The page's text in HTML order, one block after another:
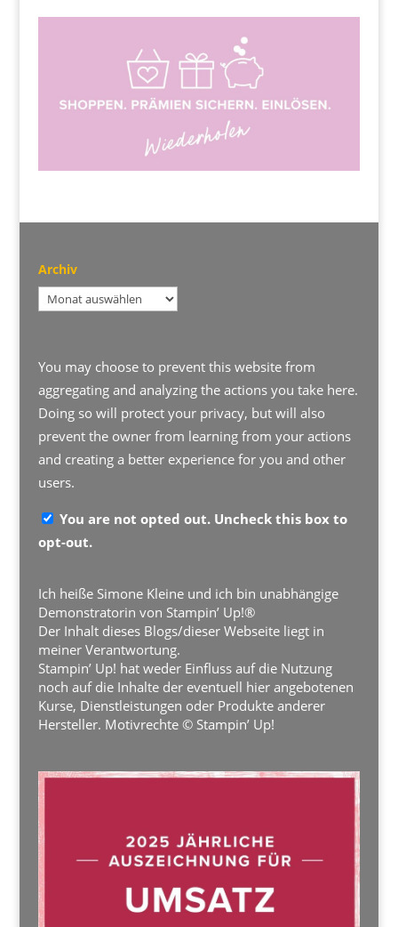
Archiv
Archiv
You may choose to prevent this website from
aggregating and analyzing the actions you take here.
Doing so will protect your privacy, but will also
prevent the owner from learning from your actions
and creating a better experience for you and other
users.
You are not opted out. Uncheck this box to
opt-out.
Ich heiße Simone Kleine und ich bin unabhängige
Demonstratorin von Stampin’ Up!®
Der Inhalt dieses Blogs/dieser Webseite liegt in
meiner Verantwortung.
Stampin’ Up! hat weder Einfluss auf die Nutzung
noch auf die Inhalte der eventuell hier angebotenen
Kurse, Dienstleistungen oder Produkte anderer
Hersteller. Motivrechte © Stampin’ Up!